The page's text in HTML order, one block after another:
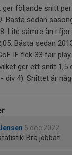
ger följande snitt
Bästa sedan
Lite sämre än i fjor
Bästa sedan
IF fick 33 fair
ger ett snitt 1,5
div 4). Snittet är
6 dec 2022
Bra jobbat!